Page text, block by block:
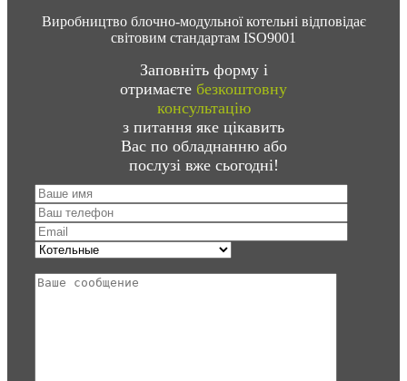
Виробництво блочно-модульної котельні відповідає
світовим стандартам ISO9001
Заповніть форму і
отримаєте безкоштовну
консультацію
з питання яке цікавить
Вас по обладнанню або
послузі вже сьогодні!